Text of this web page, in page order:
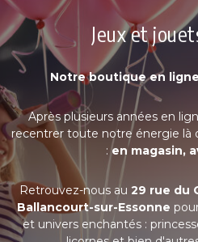
Jeux et
Notre boutique en
Après plusieurs années en
recentrer toute notre énergie là
:en magasin,
Retrouvez-nous au 29 rue du
Ballancourt-sur-Essonne
et univers enchantés :